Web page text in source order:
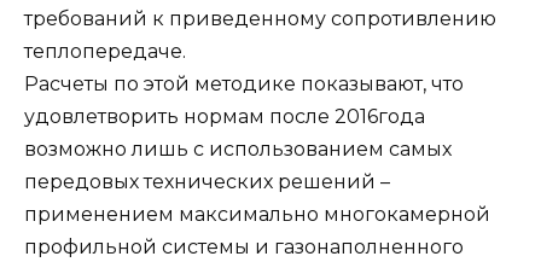
требований к приведенному сопротивлению
теплопередаче.
Расчеты по этой методике показывают, что
удовлетворить нормам после 2016года
возможно лишь с использованием самых
передовых технических решений –
применением максимально многокамерной
профильной системы и газонаполненного